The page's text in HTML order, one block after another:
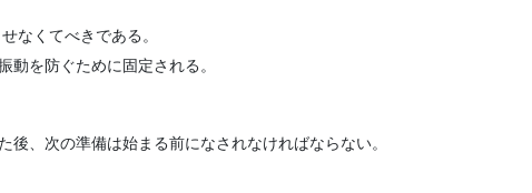
なくてべきである。
動を防ぐために固定される。
、次の準備は始まる前になされなければならない。